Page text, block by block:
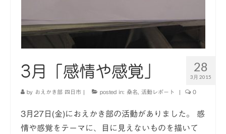
28
3月 2015
3月「感情や感覚」
by おえかき部 四日市 | posted in: 桑名, 活動レポート | 0
3月27日(金)におえかき部の活動がありました。 感
情や感覚をテーマに、目に見えないものを描いて